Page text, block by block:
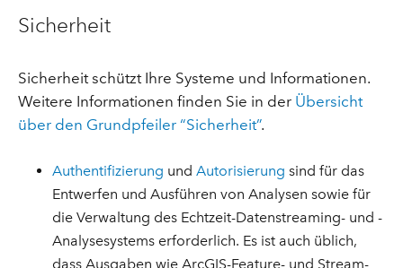
Sicherheit
Sicherheit schützt Ihre Systeme und Informationen.
Weitere Informationen finden Sie in der Übersicht
über den Grundpfeiler “Sicherheit”.
Authentifizierung undAutorisierung sind für das
Entwerfen und Ausführen von Analysen sowie für
die Verwaltung des Echtzeit-Datenstreaming- und -
Analysesystems erforderlich. Es ist auch üblich,
dass Ausgaben wie ArcGIS-Feature- und Stream-